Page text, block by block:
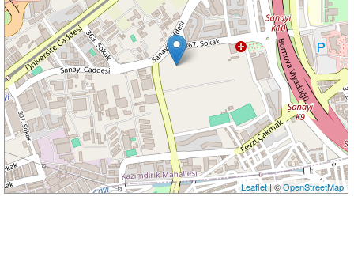
Leaflet| ©OpenStreetMap